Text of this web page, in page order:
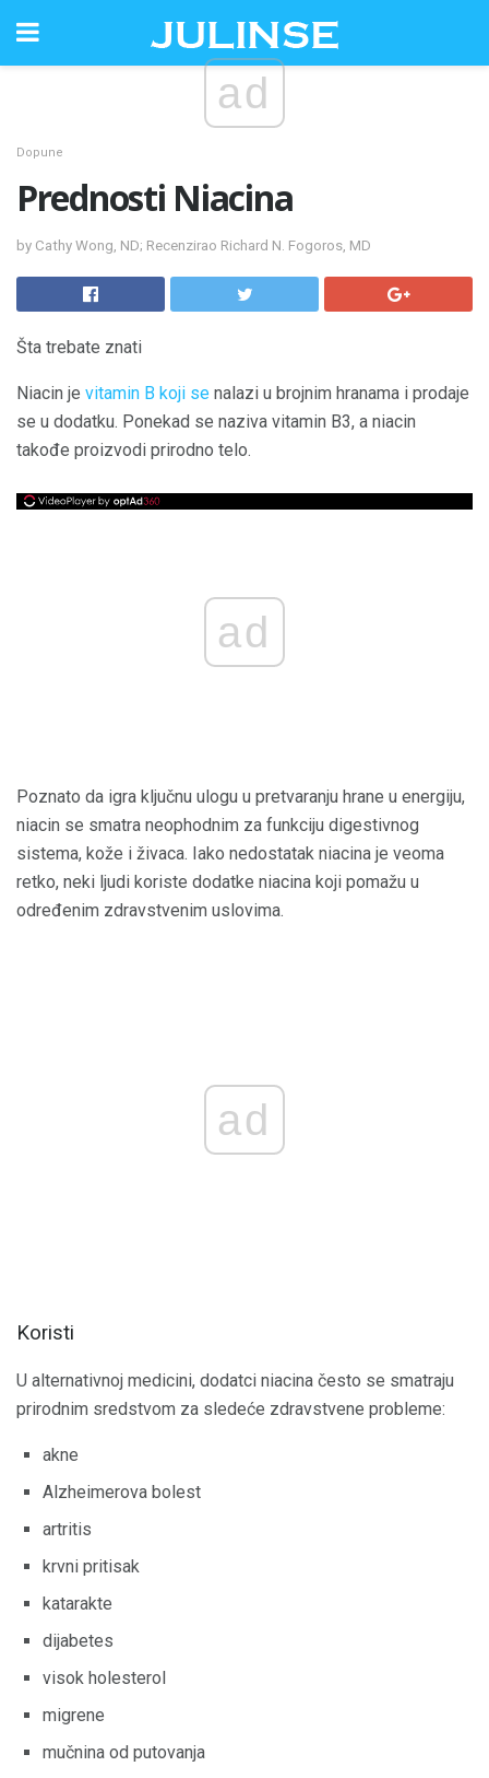
ad
Dopune
Prednosti Niacina
by Cathy Wong, ND; Recenzirao Richard N. Fogoros, MD
Šta trebate znati
Niacin je vitamin B koji se nalazi u brojnim hranama i prodaje
se u dodatku. Ponekad se naziva vitamin B3, a niacin
takođe proizvodi prirodno telo.
ad
Poznato da igra ključnu ulogu u pretvaranju hrane u energiju,
niacin se smatra neophodnim za funkciju digestivnog
sistema, kože i živaca. Iako nedostatak niacina je veoma
retko, neki ljudi koriste dodatke niacina koji pomažu u
određenim zdravstvenim uslovima.
ad
Koristi
U alternativnoj medicini, dodatci niacina često se smatraju
prirodnim sredstvom za sledeće zdravstvene probleme:
akne
Alzheimerova bolest
artritis
krvni pritisak
katarakte
dijabetes
visok holesterol
migrene
mučnina od putovanja